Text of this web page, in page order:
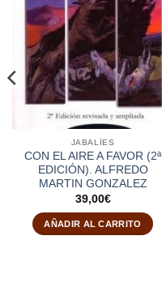
JABALÍES
CON EL AIRE A FAVOR (2ª
EDICIÓN). ALFREDO
MARTIN GONZALEZ
39,00€
AÑADIR AL CARRITO